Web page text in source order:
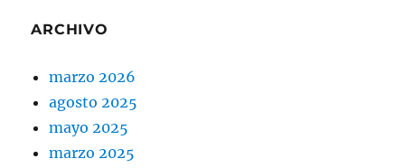
ARCHIVO
marzo 2026
agosto 2025
mayo 2025
marzo 2025